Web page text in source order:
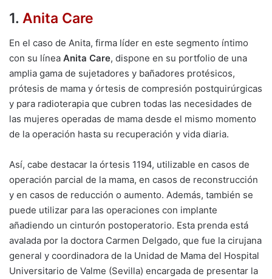
1. Anita Care
En el caso de Anita, firma líder en este segmento íntimo
con su línea Anita Care, dispone en su portfolio de una
amplia gama de sujetadores y bañadores protésicos,
prótesis de mama y órtesis de compresión postquirúrgicas
y para radioterapia que cubren todas las necesidades de
las mujeres operadas de mama desde el mismo momento
de la operación hasta su recuperación y vida diaria.
Así, cabe destacar la órtesis 1194, utilizable en casos de
operación parcial de la mama, en casos de reconstrucción
y en casos de reducción o aumento. Además, también se
puede utilizar para las operaciones con implante
añadiendo un cinturón postoperatorio. Esta prenda está
avalada por la doctora Carmen Delgado, que fue la cirujana
general y coordinadora de la Unidad de Mama del Hospital
Universitario de Valme (Sevilla) encargada de presentar la